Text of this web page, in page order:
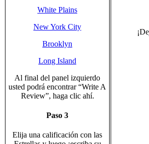
White Plains
New York City
Brooklyn
Long Island
Al final del panel izquierdo
usted podrá encontrar “Write A
Review”, haga clic ahí.
Paso 3
Elija una calificación con las